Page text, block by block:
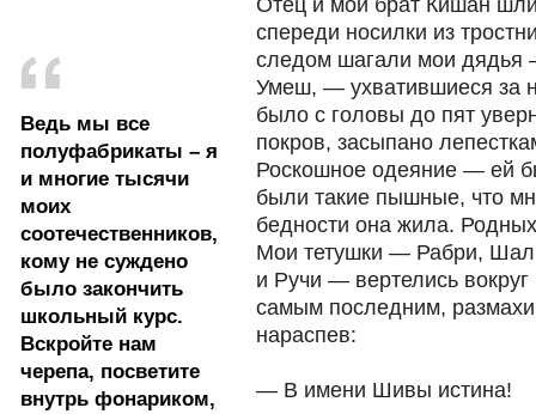
Ведь мы все
полуфабрикаты – я
и многие тысячи
моих
соотечественников,
кому не суждено
было закончить
школьный курс.
Вскройте нам
черепа, посветите
внутрь фонариком,
Отец и мой брат Кишан
спереди носилки из
следом шагали мои
Умеш, — ухватившиеся за
было с головы до пят
покров, засыпано
Роскошное одеяние — ей
были такие пышные, что
бедности она жила.
Мои тетушки — Рабри,
и Ручи — вертелись
самым последним,
нараспев:
— В имени Шивы истина!